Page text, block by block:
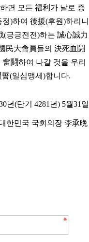
면 모든 福利가 날로 증
)하여 後援(후원)하리니
(긍긍전전)하는 誠心誠力
民大會員들의 決死血鬪
鬪하여 나갈 것을 우리
(일심맹세)합니다.
년(단기 4281년) 5월31일
한민국 국회의장 李承晩